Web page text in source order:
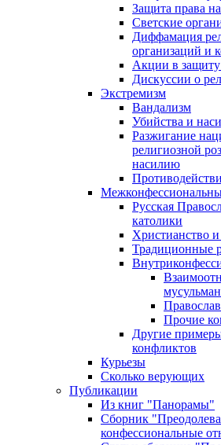
Защита права
Светские
Диффамация
организаций и
Акции в защиту
Дискуссии о
Экстремизм
Вандализм
Убийства и
Разжигание
религиозной
насилию
Русская
католики
Христианство
Традиционные
Прочие
Другие
конфликтов
Курьезы
Сколько верующих
Публикации
Из книг "Панорамы"
Сборник
конфессиональные